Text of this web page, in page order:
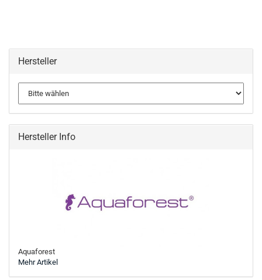
Hersteller
Hersteller Info
Aquaforest
Mehr Artikel